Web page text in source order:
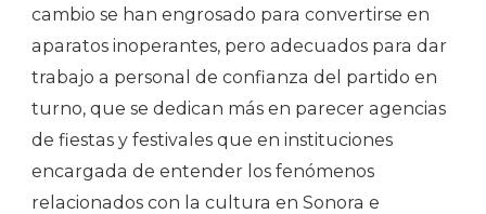
cambio se han engrosado para convertirse en
aparatos inoperantes, pero adecuados para dar
trabajo a personal de confianza del partido en
turno, que se dedican más en parecer agencias
de fiestas y festivales que en instituciones
encargada de entender los fenómenos
relacionados con la cultura en Sonora e